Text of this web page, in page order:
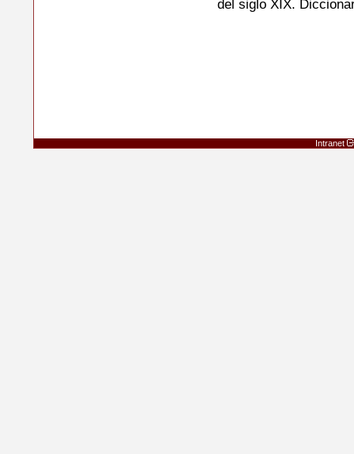
del siglo XIX.
Intranet